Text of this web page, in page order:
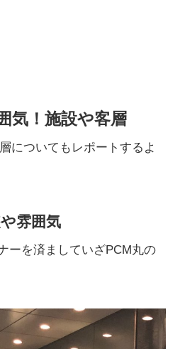
気！施設や客層
についてもレポートするよ
雰囲気
ーを済ましていざPCM丸の